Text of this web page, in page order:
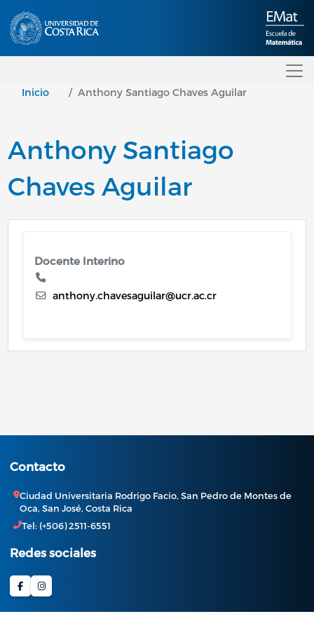
Inicio Anthony Santiago Chaves Aguilar
Anthony Santiago
Chaves Aguilar
Docente Interino
anthony.chavesaguilar@ucr.ac.cr
Contacto
Ciudad Universitaria Rodrigo Facio, San Pedro de Montes de
Oca, San José, Costa Rica
Tel: (+506) 2511-6551
Redes sociales